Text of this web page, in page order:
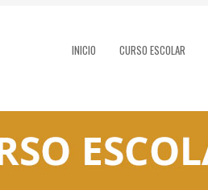
INICIO CURSO ESCOLAR